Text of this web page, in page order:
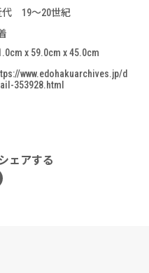
代 19～20世紀
x 59.0cm x 45.0cm
www.edohakuarchives.jp/d
353928.html
ェアする